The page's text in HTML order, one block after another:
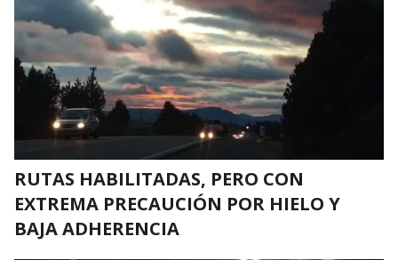
RUTAS HABILITADAS, PERO CON
EXTREMA PRECAUCIÓN POR HIELO Y
BAJA ADHERENCIA